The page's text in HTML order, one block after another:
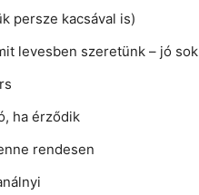
persze kacsával is)
levesben szeretünk – jó sok
ha érződik
rendesen